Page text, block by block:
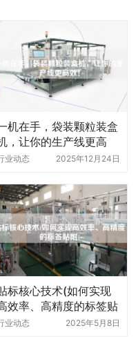
机在手，袋装颗粒装盒
，让你的生产线更高
！
业动态 2025年12月24日
标核心技术(如何实现
效率、高精度的标签贴
)
业动态 2025年5月8日